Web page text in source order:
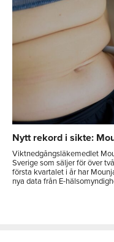
Nytt rekord i sikte:
Viktnedgångsläkemedlet
Sverige som säljer för över
första kvartalet i år har
nya data från E-